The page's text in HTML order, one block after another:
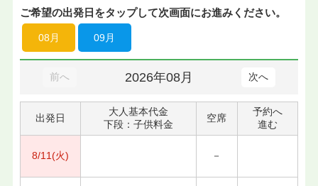
ご希望の出発日をタップして次画面にお進みください。
08月 09月
前へ 2026年08月 次へ
出発日
大人基本代金
下段：子供料金
空席
予約へ
進む
8/11(火) －